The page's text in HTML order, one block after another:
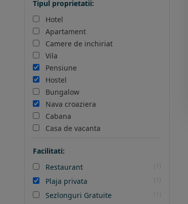
Tipul proprietatii:
Hotel
Apartament
Camere de inchiriat
Vila
Pensiune
Hostel
Bungalow
Nava croaziera
Cabana
Casa de vacanta
Facilitati:
Restaurant
Plaja privata
Sezlonguri Gratuite